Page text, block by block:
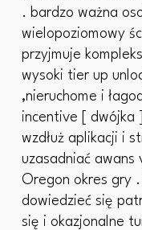
. bardzo ważna
wielopoziomowy
przyjmuje
wysoki tier up
,nieruchome i
incentive [ dwójka
wzdłuż aplikacji i
uzasadniać awans
Oregon okres gry
dowiedzieć się
się i okazjonalne